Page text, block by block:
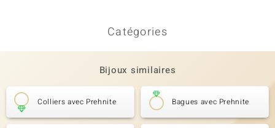
Catégories
Bijoux similaires
Colliers avec Prehnite Bagues avec Prehnite